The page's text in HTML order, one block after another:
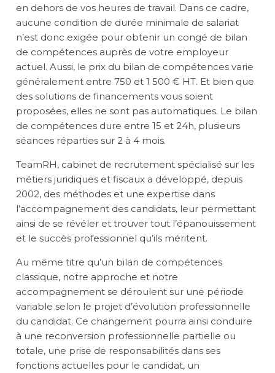
en dehors de vos heures de travail. Dans ce cadre,
aucune condition de durée minimale de salariat
n’est donc exigée pour obtenir un congé de bilan
de compétences auprès de votre employeur
actuel. Aussi, le prix du bilan de compétences varie
généralement entre 750 et 1 500 € HT. Et bien que
des solutions de financements vous soient
proposées, elles ne sont pas automatiques. Le bilan
de compétences dure entre 15 et 24h, plusieurs
séances réparties sur 2 à 4 mois.
TeamRH, cabinet de recrutement spécialisé sur les
métiers juridiques et fiscaux a développé, depuis
2002, des méthodes et une expertise dans
l’accompagnement des candidats, leur permettant
ainsi de se révéler et trouver tout l’épanouissement
et le succès professionnel qu’ils méritent.
Au même titre qu’un bilan de compétences
classique, notre approche et notre
accompagnement se déroulent sur une période
variable selon le projet d’évolution professionnelle
du candidat. Ce changement pourra ainsi conduire
à une reconversion professionnelle partielle ou
totale, une prise de responsabilités dans ses
fonctions actuelles pour le candidat, un